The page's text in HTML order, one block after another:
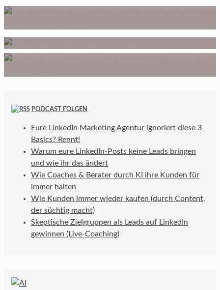
PODCAST FOLGEN
Eure LinkedIn Marketing Agentur ignoriert diese 3
Basics? Rennt!
Warum eure LinkedIn-Posts keine Leads bringen
und wie ihr das ändert
Wie Coaches & Berater durch KI ihre Kunden für
immer halten
Wie Kunden immer wieder kaufen (durch Content,
der süchtig macht)
Skeptische Zielgruppen als Leads auf LinkedIn
gewinnen (Live-Coaching)